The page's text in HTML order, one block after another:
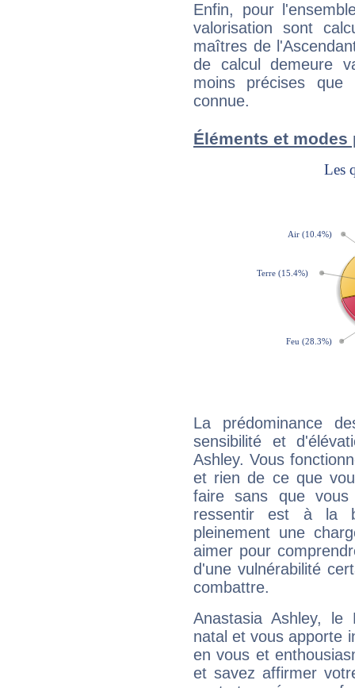
Enfin, pour
valorisation sont
maîtres de
de calcul demeure
moins précises que
connue.
Éléments et
La prédominance
sensibilité et
Ashley. Vous
et rien de ce que
faire sans que
ressentir est à la
pleinement une
aimer pour
d'une vulnérabilité
combattre.
Anastasia Ashley,
natal et vous apporte
en vous et
et savez affirmer